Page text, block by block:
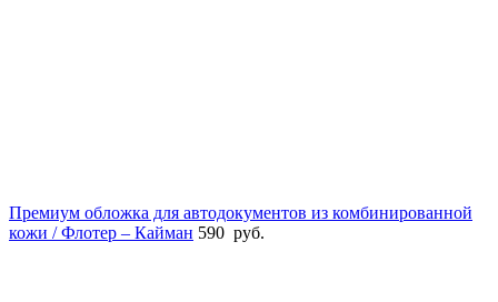
Премиум обложка для автодокументов из комбинированной
кожи / Флотер – Кайман 590 руб.